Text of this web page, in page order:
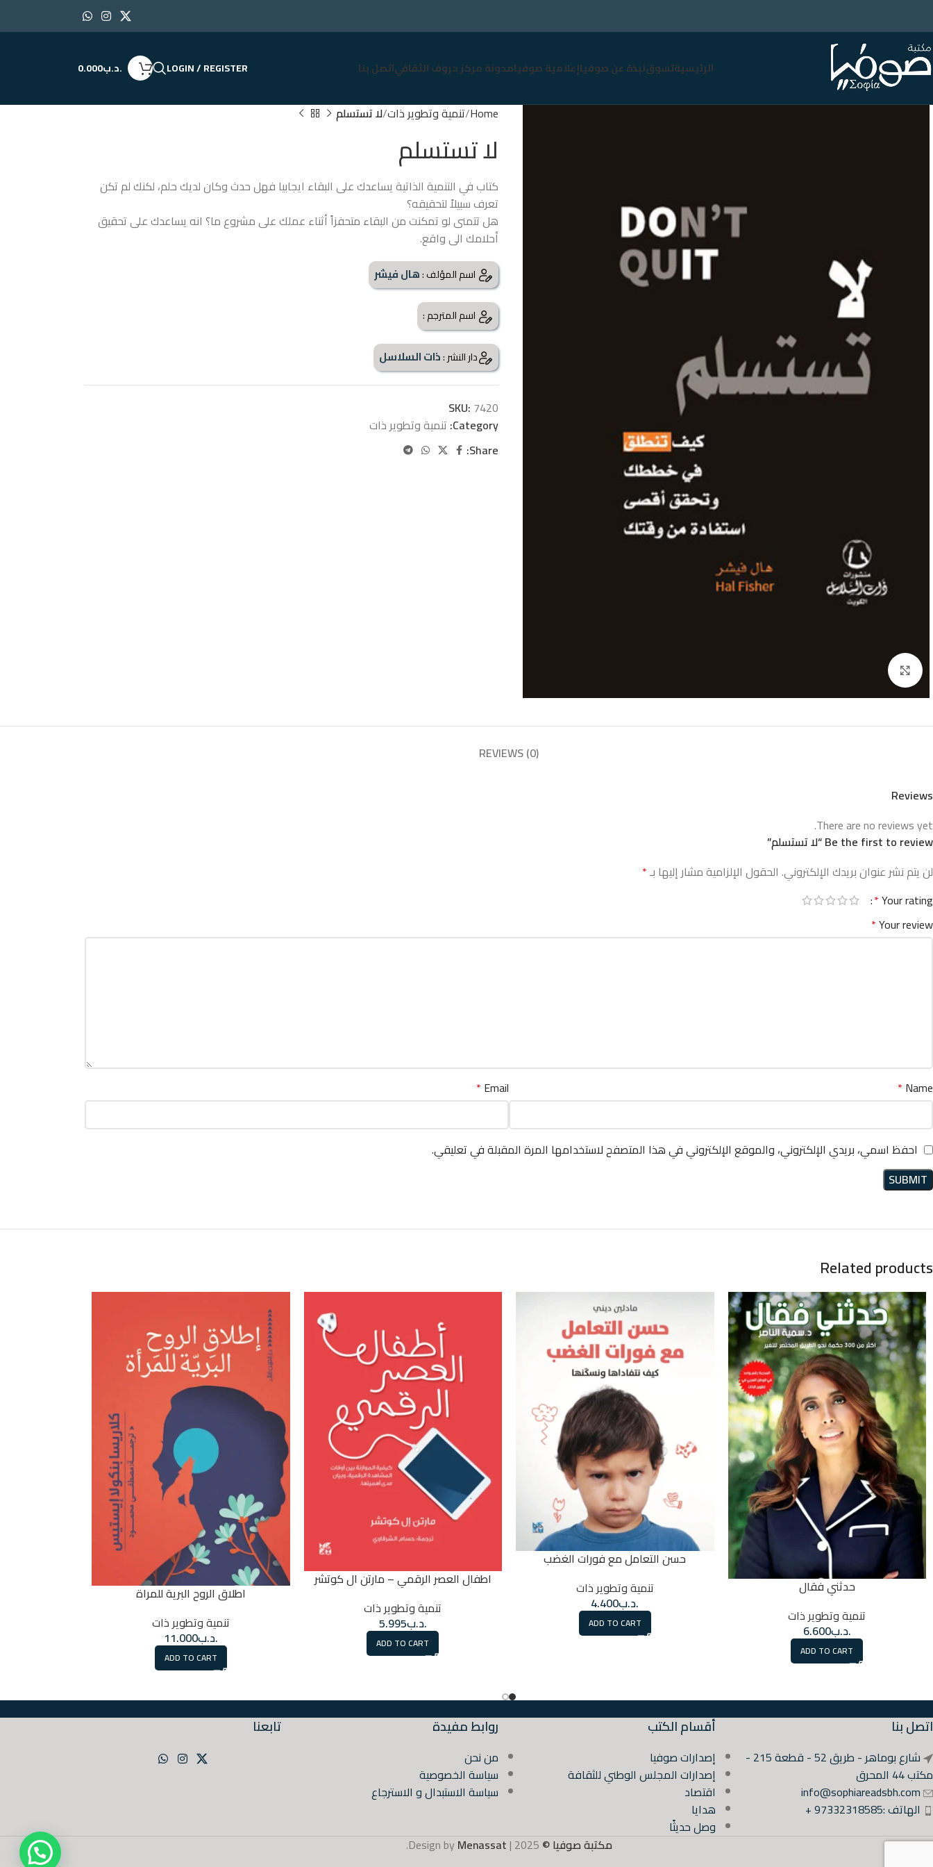
الرئيسيةتسوقنبذة عن صوفياإعلامية صوفيامدونة مركز حروف الثقافياتصل بنا LOGIN / REGISTER .د.ب0.000
Home تنمية وتطوير ذات لا تستسلم
لا تستسلم
كتاب في التنمية الذاتية يساعدك على البقاء ايجابيا فهل حدث وكان لديك حلم، لكنك لم تكن
تعرف سبيلاً لتحقيقه؟
هل تتمنى لو تمكنت من البقاء متحفزاً أثناء عملك على مشروع ما؟ انه يساعدك على تحقيق
أحلامك الى واقع.
اسم المؤلف :هال فيشر
اسم المترجم :
دار النشر :ذات السلاسل
SKU: 7420
Category: تنمية وتطوير ذات
Share:
REVIEWS (0)
Reviews
There are no reviews yet.
Be the first to review “لا تستسلم”
لن يتم نشر عنوان بريدك الإلكتروني. الحقول الإلزامية مشار إليها بـ*
Your rating
*
Your review
*
Name
*
Email
*
احفظ اسمي، بريدي الإلكتروني، والموقع الإلكتروني في هذا المتصفح لاستخدامها المرة المقبلة في تعليقي.
Related products
حدثني فقال
تنمية وتطوير ذات
.د.ب6.600
ADD TO CART
حسن التعامل مع فورات الغضب
تنمية وتطوير ذات
.د.ب4.400
ADD TO CART
اطفال العصر الرقمي – مارتن ال كوتشر
تنمية وتطوير ذات
.د.ب5.995
ADD TO CART
اطلاق الروح البرية للمراة
تنمية وتطوير ذات
.د.ب11.000
ADD TO CART
اتصل بنا
شارع بوماهر - طريق 52 - قطعة 215 -
مكتب 44 المحرق
info@sophiareadsbh.com
الهاتف :97332318585 +
أقسام الكتب
إصدارات صوفيا
إصدارات المجلس الوطني للثقافة
اقتصاد
هدايا
وصل حديثًا
روابط مفيدة
من نحن
سياسة الخصوصية
سياسة الاستبدال و الاسترجاع
تابعنا
مكتبة صوفيا © 2025 | Design by
Menassat
.